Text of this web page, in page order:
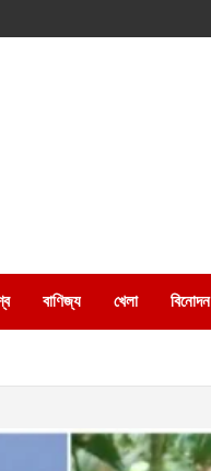
বাণিজ্য খেলা বিনোদন